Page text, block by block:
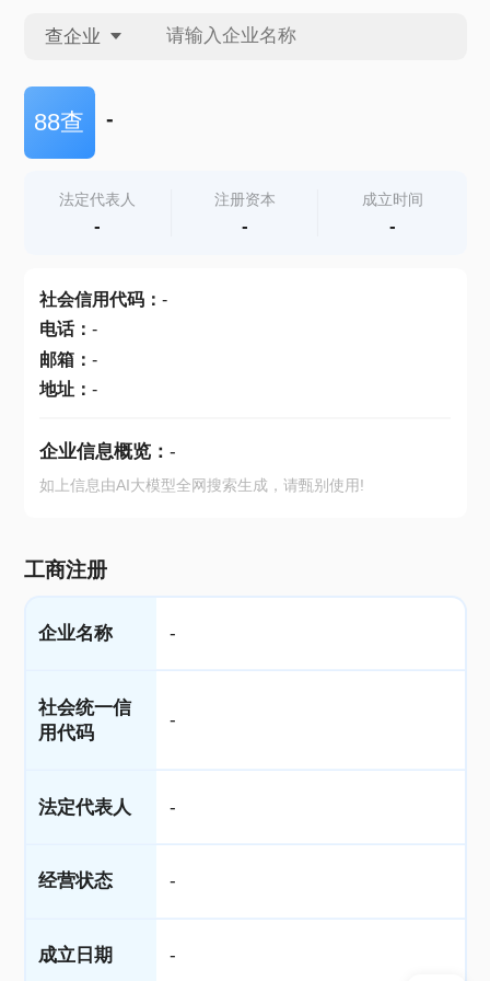
查企业
查企业
查产地
88查 -
法定代表人
-
注册资本
-
成立时间
-
社会信用代码： -
电话： -
邮箱： -
地址： -
企业信息概览： -
如上信息由AI大模型全网搜索生成，请甄别使用!
工商注册
企业名称 -
社会统一信
用代码
-
法定代表人 -
经营状态 -
成立日期 -